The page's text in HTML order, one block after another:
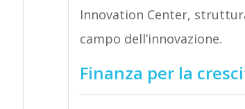
Innovation Center,
campo dell’innovazione.
Finanza per la